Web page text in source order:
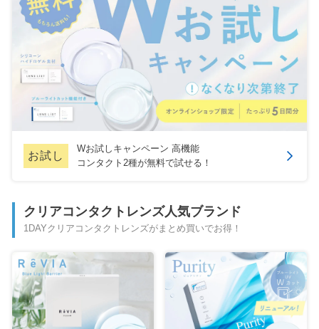
お試し
Wお試しキャンペーン 高機能
コンタクト2種が無料で試せる！
クリアコンタクトレンズ人気ブランド
1DAYクリアコンタクトレンズがまとめ買いでお得！